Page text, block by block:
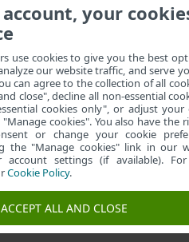
Voir
your
use cookies to give you the best
our website traffic, and serve
can agree to the collection of all
close", decline all non-essential
cookies only", or adjust your
cookies". You also have the
or change your cookie
the "Manage cookies" link in our
settings (if available).
Cookie Policy.
ACCEPT ALL AND CLOSE